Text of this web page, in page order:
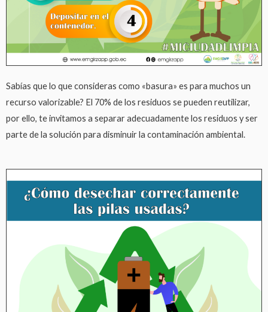
Sabías que lo que consideras como «basura» es para muchos un
recurso valorizable? El 70% de los residuos se pueden reutilizar,
por ello, te invitamos a separar adecuadamente los residuos y ser
parte de la solución para disminuir la contaminación ambiental.